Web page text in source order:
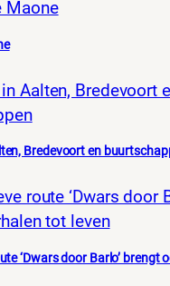
Bredevoort en
‘Dwars door Barlo’ brengt